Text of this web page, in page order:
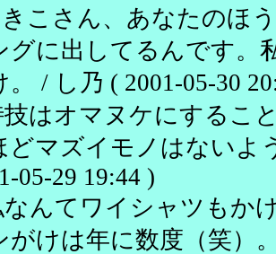
こさん、あなたのほ
グに出してるんです。
。 / し乃 ( 2001-05-30
技はオマヌケにするこ
どマズイモノはないよ
05-29 19:44 )
なんてワイシャツもか
がけは年に数度（笑）